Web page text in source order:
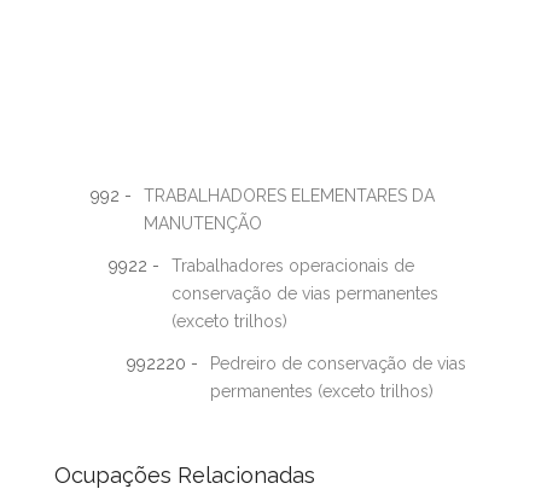
992 -
TRABALHADORES ELEMENTARES DA
MANUTENÇÃO
9922 -
Trabalhadores operacionais de
conservação de vias permanentes
(exceto trilhos)
992220 -
Pedreiro de conservação de vias
permanentes (exceto trilhos)
Ocupações Relacionadas